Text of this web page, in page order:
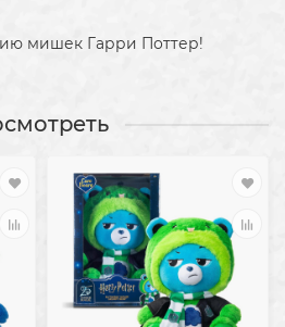
мишек Гарри Поттер!